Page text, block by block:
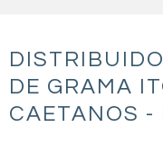
DE GRAMA
CAETANOS -